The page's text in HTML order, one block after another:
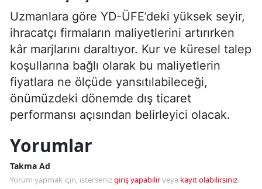
Uzmanlara göre YD-ÜFE’deki yüksek seyir,
ihracatçı firmaların maliyetlerini artırırken
kâr marjlarını daraltıyor. Kur ve küresel talep
koşullarına bağlı olarak bu maliyetlerin
fiyatlara ne ölçüde yansıtılabileceği,
önümüzdeki dönemde dış ticaret
performansı açısından belirleyici olacak.
Yorumlar
Takma Ad
Yorum yapmak için, istersenizgiriş yapabilirveya kayıt olabilirsiniz.